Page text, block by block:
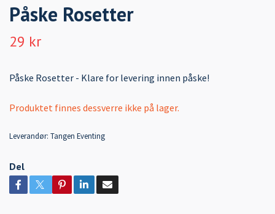
Påske Rosetter
29 kr
Påske Rosetter - Klare for levering innen påske!
Produktet finnes dessverre ikke på lager.
Leverandør: Tangen Eventing
Del